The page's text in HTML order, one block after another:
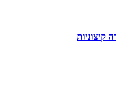
קיצוניות